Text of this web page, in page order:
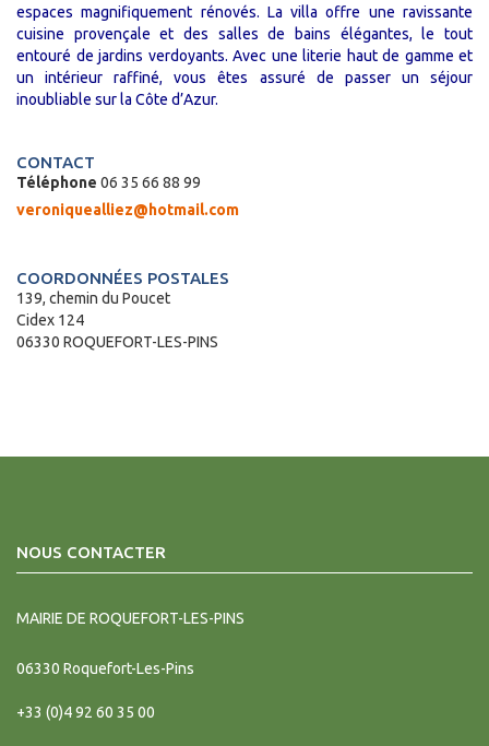
espaces magnifiquement rénovés. La villa offre une ravissante
cuisine provençale et des salles de bains élégantes, le tout
entouré de jardins verdoyants. Avec une literie haut de gamme et
un intérieur raffiné, vous êtes assuré de passer un séjour
inoubliable sur la Côte d’Azur.
CONTACT
Téléphone 06 35 66 88 99
veroniquealliez@hotmail.com
COORDONNÉES POSTALES
139, chemin du Poucet
Cidex 124
06330 ROQUEFORT-LES-PINS
NOUS CONTACTER
MAIRIE DE ROQUEFORT-LES-PINS
06330 Roquefort-Les-Pins
+33 (0)4 92 60 35 00